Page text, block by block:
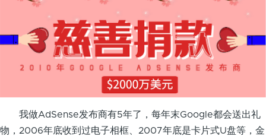
我做AdSense发布商有5年了，每年末Google都会送出礼
物，2006年底收到过电子相框、2007年底是卡片式U盘等，金